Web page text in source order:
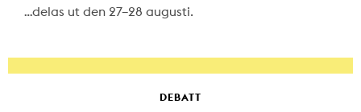
…delas ut den 27–28 augusti.
DEBATT